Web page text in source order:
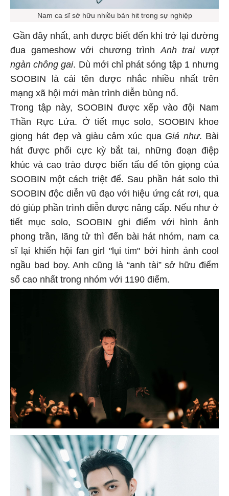
Nam ca sĩ sở hữu nhiều bản hit trong sự nghiệp
Gần đây nhất, anh được biết đến khi trở lại đường
đua gameshow với chương trình Anh trai vượt
ngàn chông gai. Dù mới chỉ phát sóng tập 1 nhưng
SOOBIN là cái tên được nhắc nhiều nhất trên
mạng xã hội mới màn trình diễn bùng nổ.
Trong tập này, SOOBIN được xếp vào đội Nam
Thần Rực Lửa. Ở tiết mục solo, SOOBIN khoe
giọng hát đẹp và giàu cảm xúc qua Giá như. Bài
hát được phối cực kỳ bắt tai, những đoạn điệp
khúc và cao trào được biến tấu để tôn giọng của
SOOBIN một cách triệt để. Sau phần hát solo thì
SOOBIN độc diễn vũ đạo với hiệu ứng cát rơi, qua
đó giúp phần trình diễn được nâng cấp. Nếu như ở
tiết mục solo, SOOBIN ghi điểm với hình ảnh
phong trần, lãng tử thì đến bài hát nhóm, nam ca
sĩ lại khiến hội fan girl "lụi tim" bởi hình ảnh cool
ngầu bad boy. Anh cũng là “anh tài” sở hữu điểm
số cao nhất trong nhóm với 1190 điểm.